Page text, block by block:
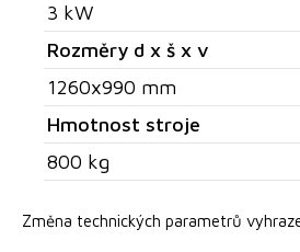
3 kW
Rozměry d x š x v
1260x990 mm
Hmotnost stroje
800 kg
Změna technických parametrů